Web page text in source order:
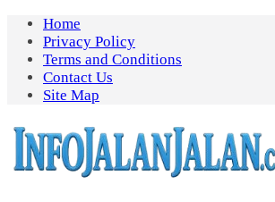
Skip
content
Home
Privacy Policy
Terms and Conditions
Contact Us
Site Map